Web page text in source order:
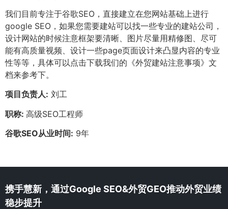
我们目前专注于谷歌SEO，直接建立在您网站基础上进行
google SEO，如果您需要建站可以找一些专业的建站公司，
设计网站的时候注意框架要清晰、图片尽量用精修图、尽可
能有高质量视频、设计一些page页面设计来凸显内容的专业
性等等，具体可以点击下载我们的《外贸建站注意事项》文
档来参考下。
项目负责人: 刘工
职称: 高级SEO工程师
谷歌SEO从业时间: 9年
携手慧新，通过Google SEO&外贸GEO推动外贸业绩
稳步提升